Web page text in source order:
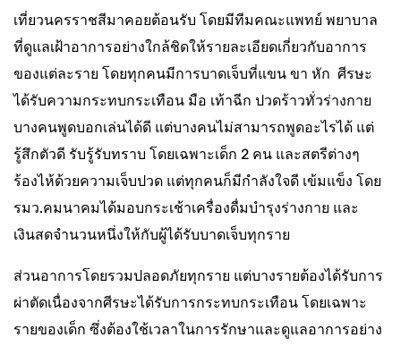
เที่ยวนครราชสีมาคอยต้อนรับ โดยมีทีมคณะแพทย์ พยาบาล
ที่ดูแลเฝ้าอาการอย่างใกล้ชิดให้รายละเอียดเกี่ยวกับอาการ
ของแต่ละราย โดยทุกคนมีการบาดเจ็บที่แขน ขา หัก ศีรษะ
ได้รับความกระทบกระเทือน มือ เท้าฉีก ปวดร้าวทั่วร่างกาย
บางคนพูดบอกเล่นได้ดี แต่บางคนไม่สามารถพูดอะไรได้ แต่
รู้สึกตัวดี รับรู้รับทราบ โดยเฉพาะเด็ก 2 คน และสตรีต่างๆ
ร้องไห้ด้วยความเจ็บปวด แต่ทุกคนก็มีกำลังใจดี เข้มแข็ง โดย
รมว.คมนาคมได้มอบกระเช้าเครื่องดื่มบำรุงร่างกาย และ
เงินสดจำนวนหนึ่งให้กับผู้ได้รับบาดเจ็บทุกราย
ส่วนอาการโดยรวมปลอดภัยทุกราย แต่บางรายต้องได้รับการ
ผ่าตัดเนื่องจากศีรษะได้รับการกระทบกระเทือน โดยเฉพาะ
รายของเด็ก ซึ่งต้องใช้เวลาในการรักษาและดูแลอาการอย่าง